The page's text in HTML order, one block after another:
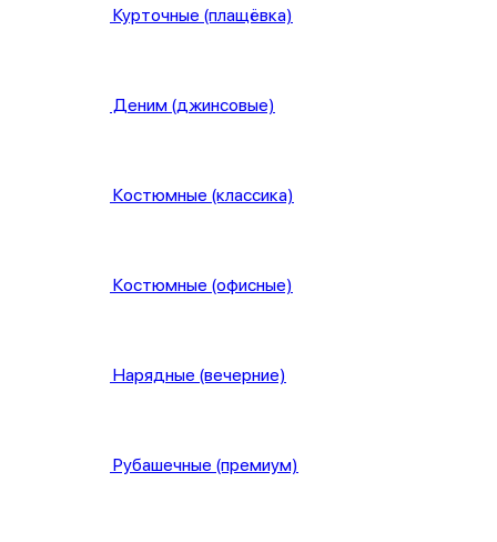
Курточные (плащёвка)
Деним (джинсовые)
Костюмные (классика)
Костюмные (офисные)
Нарядные (вечерние)
Рубашечные (премиум)